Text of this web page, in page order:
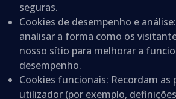
seguras.
Cookies de desempenho e análise
analisar a forma como os
nosso sítio para melhorar a
desempenho.
Cookies funcionais: Recordam as
utilizador (por exemplo,